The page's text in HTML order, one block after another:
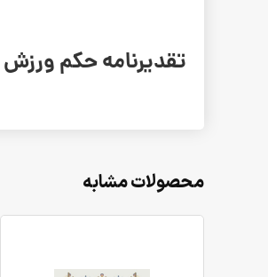
تقدیرنامه حکم ورزش کد
محصولات مشابه